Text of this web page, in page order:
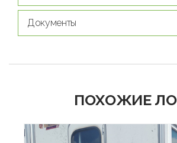
Документы
ПОХОЖИЕ